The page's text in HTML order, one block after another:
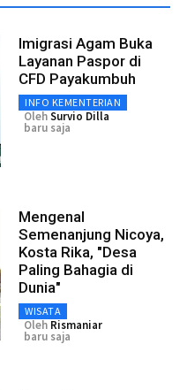
Imigrasi Agam Buka
Layanan Paspor di
CFD Payakumbuh
INFO KEMENTERIAN
OlehSurvio Dilla
baru saja
Mengenal
Semenanjung Nicoya,
Kosta Rika, "Desa
Paling Bahagia di
Dunia"
WISATA
Oleh Rismaniar
baru saja